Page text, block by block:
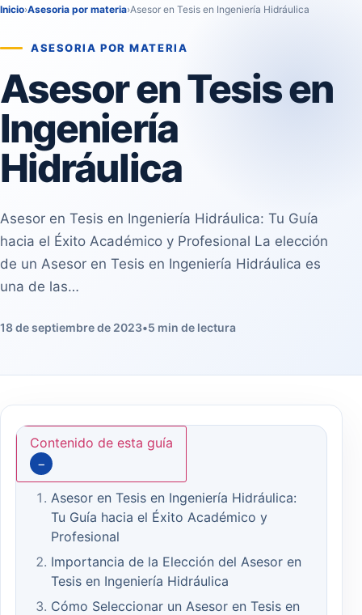
Inicio›Asesoria por materia›Asesor en Tesis en Ingeniería Hidráulica
ASESORIA POR MATERIA
Asesor en Tesis en
Ingeniería
Hidráulica
Asesor en Tesis en Ingeniería Hidráulica: Tu Guía
hacia el Éxito Académico y Profesional La elección
de un Asesor en Tesis en Ingeniería Hidráulica es
una de las…
18 de septiembre de 2023•5 min de lectura
Contenido de esta guía
−
Asesor en Tesis en Ingeniería Hidráulica:
Tu Guía hacia el Éxito Académico y
Profesional
Importancia de la Elección del Asesor en
Tesis en Ingeniería Hidráulica
Cómo Seleccionar un Asesor en Tesis en